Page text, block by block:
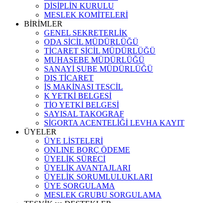
DİSİPLİN KURULU
MESLEK KOMİTELERİ
BİRİMLER
GENEL SEKRETERLİK
ODA SİCİL MÜDÜRLÜĞÜ
TİCARET SİCİL MÜDÜRLÜĞÜ
MUHASEBE MÜDÜRLÜĞÜ
SANAYİ ŞUBE MÜDÜRLÜĞÜ
DIŞ TİCARET
İŞ MAKİNASI TESCİL
K YETKİ BELGESİ
TİO YETKİ BELGESİ
SAYISAL TAKOGRAF
SİGORTA ACENTELİĞİ LEVHA KAYIT
ÜYELER
ÜYE LİSTELERİ
ONLINE BORÇ ÖDEME
ÜYELİK SÜRECİ
ÜYELİK AVANTAJLARI
ÜYELİK SORUMLULUKLARI
ÜYE SORGULAMA
MESLEK GRUBU SORGULAMA